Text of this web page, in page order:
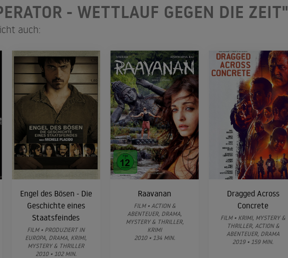
- WETTLAUF GEGEN DIE ZEIT"
auch:
Engel des Bösen - Die
Geschichte eines
Staatsfeindes
FILM • PRODUZIERT IN
EUROPA, DRAMA, KRIMI,
MYSTERY & THRILLER
2010 • 102 MIN.
Raavanan
FILM • ACTION &
ABENTEUER, DRAMA,
MYSTERY & THRILLER,
KRIMI
2010 • 134 MIN.
Dragged Across
Concrete
FILM • KRIMI, MYSTERY &
THRILLER, ACTION &
ABENTEUER, DRAMA
2019 • 159 MIN.